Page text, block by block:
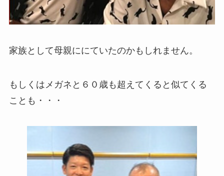
家族として母親ににていたのかもしれません。
もしくはメガネと６０歳も超えてくると似てくる
ことも・・・